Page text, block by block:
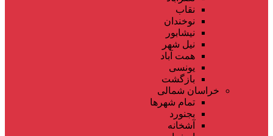
نقاب
نوخندان
نیشابور
نیل شهر
همت آباد
یونسی
بازگشت
خراسان شمالی
تمام شهر‌ها
بجنورد
آشخانه